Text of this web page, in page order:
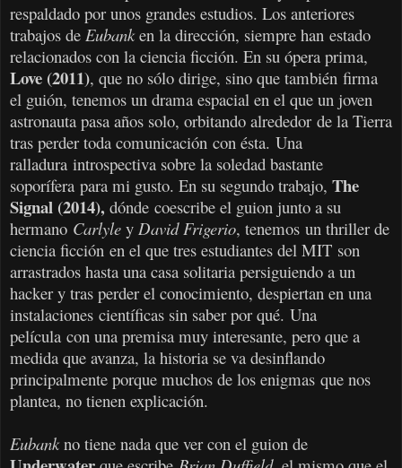
respaldado por unos grandes estudios. Los anteriores
trabajos de Eubanken la dirección, siempre han estado
relacionados con la ciencia ficción. En su ópera prima,
Love (2011), que no sólo dirige, sino que también firma
el guión, tenemos un drama espacial en el que un joven
astronauta pasa años solo, orbitando alrededor de la Tierra
tras perder toda comunicación con ésta. Una
ralladura introspectiva sobre la soledad bastante
soporífera para mi gusto. En su segundo trabajo, The
Signal (2014), dónde coescribe el guion junto a su
hermano Carlyle y David Frigerio, tenemos un thriller de
ciencia ficción en el que tres estudiantes del MIT son
arrastrados hasta una casa solitaria persiguiendo a un
hacker y tras perder el conocimiento, despiertan en una
instalaciones científicas sin saber por qué. Una
película con una premisa muy interesante, pero que a
medida que avanza, la historia se va desinflando
principalmente porque muchos de los enigmas que nos
plantea, no tienen explicación.
Eubankno tiene nada que ver con el guion de